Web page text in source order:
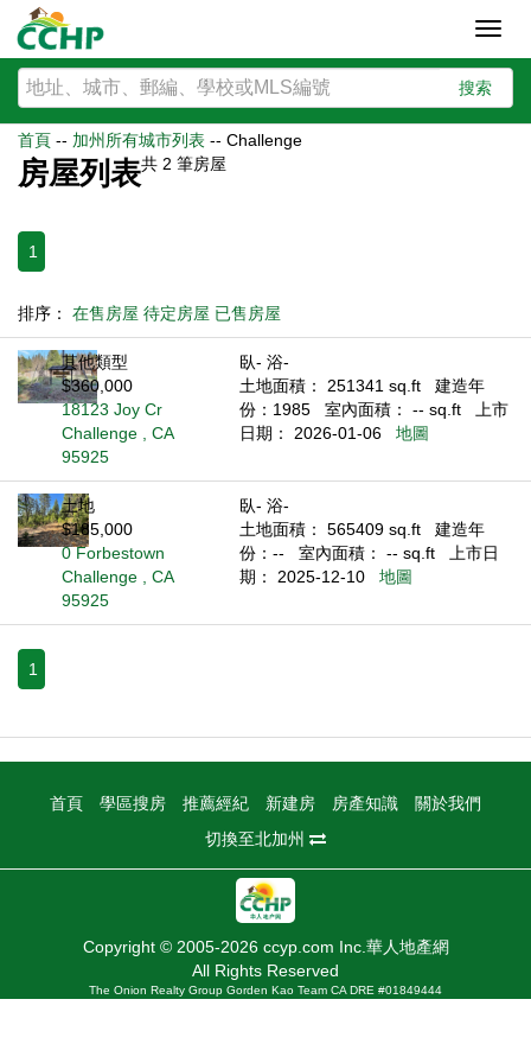
搜索
首頁 -- 加州所有城市列表 -- Challenge
房屋列表共 2 筆房屋
1
排序： 在售房屋 待定房屋 已售房屋
其他類型
$360,000
18123 Joy Cr
Challenge , CA
95925
臥- 浴-
土地面積： 251341 sq.ft
建造年
份：1985
室內面積： -- sq.ft
上市
日期： 2026-01-06
地圖
土地
$185,000
0 Forbestown
Challenge , CA
95925
臥- 浴-
土地面積： 565409 sq.ft
建造年
份：--
室內面積： -- sq.ft
上市日
期： 2025-12-10
地圖
1
首頁 學區搜房 推薦經紀 新建房 房產知識
關於我們
切換至北加州
Copyright © 2005-2026 ccyp.com Inc.華人地產網
All Rights Reserved
The Onion Realty Group Gorden Kao Team CA DRE #01849444